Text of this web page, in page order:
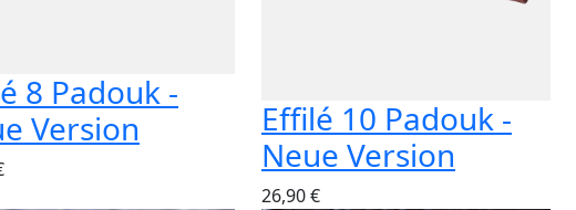
8 Padouk -
Version
Effilé 10 Padouk -
Neue Version
26,90 €